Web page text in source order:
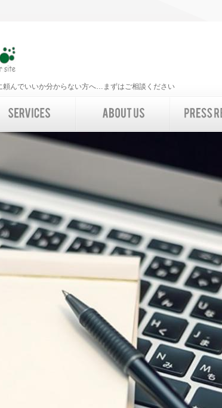
頼んでいいか分からない方へ…まずはご相談ください